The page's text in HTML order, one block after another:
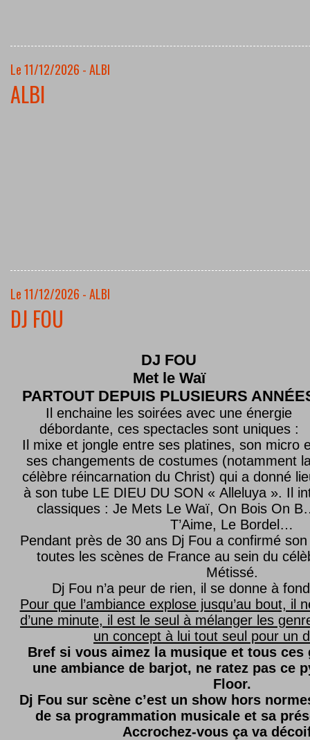
Le 11/12/2026 - ALBI
ALBI
Le 11/12/2026 - ALBI
DJ FOU
DJ FOU
Met le Waï
PARTOUT DEPUIS PLUSIEURS
Il enchaine les soirées avec une énergie
débordante, ces spectacles sont uniques :
Il mixe et jongle entre ses platines, son micro
ses changements de costumes (notamment
célèbre réincarnation du Christ) qui a donné
à son tube LE DIEU DU SON « Alleluya ». Il
classiques : Je Mets Le Waï, On Bois On
T’Aime, Le Bordel…
Pendant près de 30 ans Dj Fou a confirmé son
toutes les scènes de France au sein du
Métissé.
Dj Fou n’a peur de rien, il se donne à
Pour que l’ambiance explose jusqu’au bout, il
d’une minute, il est le seul à mélanger les
un concept à lui tout seul pour un
Bref si vous aimez la musique et tous ces
une ambiance de barjot, ne ratez pas ce
Floor.
Dj Fou sur scène c’est un show hors
de sa programmation musicale et sa
Accrochez-vous ça va